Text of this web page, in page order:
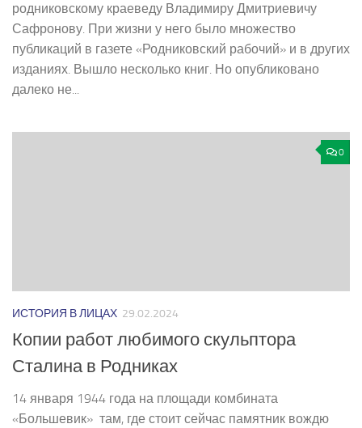
родниковскому краеведу Владимиру Дмитриевичу
Сафронову. При жизни у него было множество
публикаций в газете «Родниковский рабочий» и в других
изданиях. Вышло несколько книг. Но опубликовано
далеко не...
0
ИСТОРИЯ В ЛИЦАХ 29.02.2024
Копии работ любимого скульптора
Сталина в Родниках
14 января 1944 года на площади комбината
«Большевик» ­ там, где стоит сейчас памятник вождю